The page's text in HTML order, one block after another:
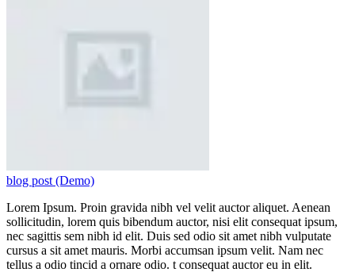
blog post (Demo)
Lorem Ipsum. Proin gravida nibh vel velit auctor aliquet. Aenean
sollicitudin, lorem quis bibendum auctor, nisi elit consequat ipsum,
nec sagittis sem nibh id elit. Duis sed odio sit amet nibh vulputate
cursus a sit amet mauris. Morbi accumsan ipsum velit. Nam nec
tellus a odio tincid a ornare odio. t consequat auctor eu in elit.